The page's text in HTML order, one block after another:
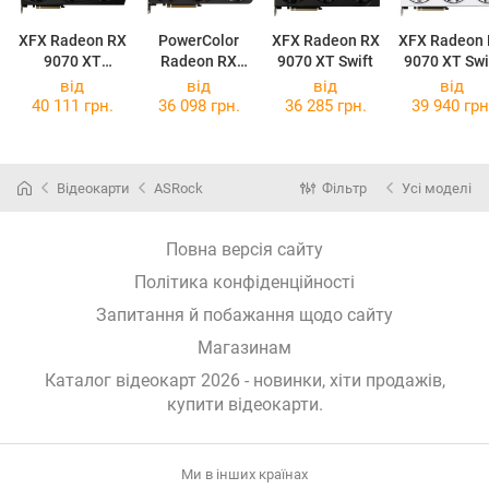
XFX Radeon RX
9070 XT
Quicksilver
Gaming
PowerColor
Radeon RX
9070 XT
Reaper 16GB
XFX Radeon RX
9070 XT Swift
XFX Radeon
9070 XT
White
від
40 111 грн.
від
36 098 грн.
від
36 285 грн.
від
39 940
Відеокарти ASRock Фільтр Усі моделі
Повна версія сайту
Політика конфіденційності
Запитання й побажання щодо сайту
Магазинам
Каталог відеокарт 2026 - новинки, хіти продажів,
купити відеокарти.
Ми в інших країнах